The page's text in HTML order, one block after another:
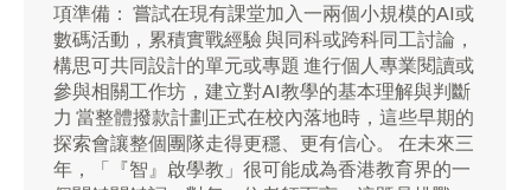
項準備： 嘗試在現有課堂加入一兩個小規模的AI或
數碼活動，累積實戰經驗 與同科或跨科同工討論，
構思可共同設計的單元或專題 進行個人專業閱讀或
參與相關工作坊，建立對AI教學的基本理解與判斷
力 當整體撥款計劃正式在校內落地時，這些早期的
探索會讓整個團隊走得更穩、更有信心。 在未來三
年，「『智』啟學教」很可能成為香港教育界的一